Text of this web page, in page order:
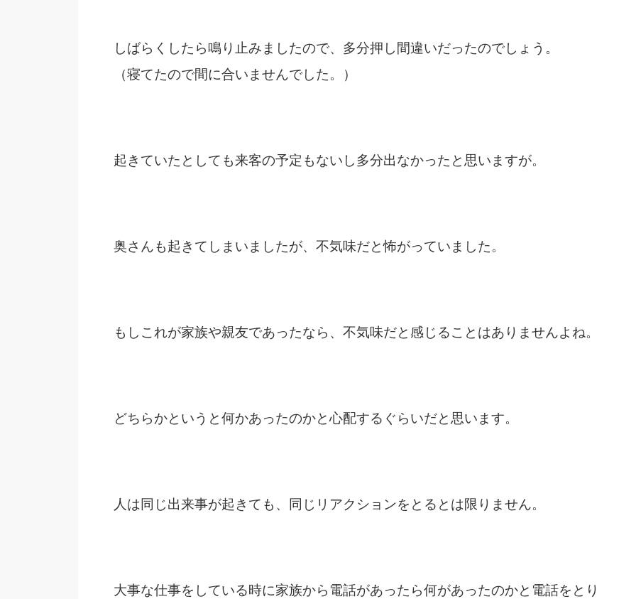
しばらくしたら鳴り止みましたので、多分押し間違いだったのでしょう。
（寝てたので間に合いませんでした。）
起きていたとしても来客の予定もないし多分出なかったと思いますが。
奥さんも起きてしまいましたが、不気味だと怖がっていました。
もしこれが家族や親友であったなら、不気味だと感じることはありませんよね。
どちらかというと何かあったのかと心配するぐらいだと思います。
人は同じ出来事が起きても、同じリアクションをとるとは限りません。
大事な仕事をしている時に家族から電話があったら何があったのかと電話をとり